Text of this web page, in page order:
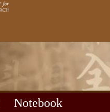
Notebook